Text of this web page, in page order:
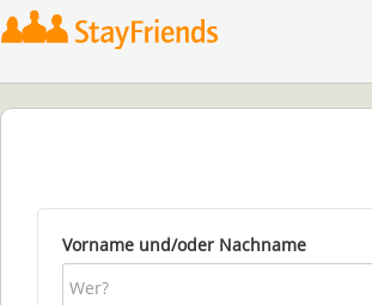
Vorname und/oder Nachname